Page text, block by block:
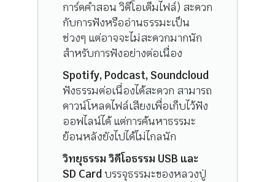
การ์ดคำสอน วิดีโอเต็มไฟล์) สะดวก
กับการฟังหรืออ่านธรรมะเป็น
ช่วงๆ แต่อาจจะไม่สะดวกมากนัก
สำหรับการฟังอย่างต่อเนื่อง
Spotify, Podcast, Soundcloud
ฟังธรรมต่อเนื่องได้สะดวก สามารถ
ดาวน์โหลดไฟล์เสียงเพื่อเก็บไว้ฟัง
ออฟไลน์ได้ แต่การค้นหาธรรมะ
ย้อนหลังยังไปได้ไม่ไกลนัก
วิทยุธรรม วิดีโอธรรม USB และ
SD Card บรรจุธรรมะของหลวงปู่